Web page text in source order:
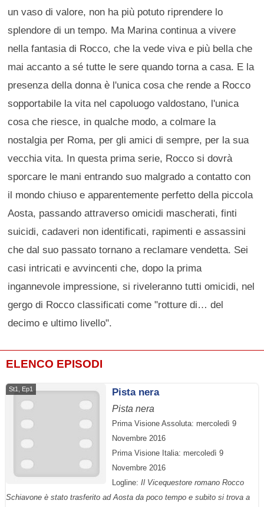
un vaso di valore, non ha più potuto riprendere lo
splendore di un tempo. Ma Marina continua a vivere
nella fantasia di Rocco, che la vede viva e più bella che
mai accanto a sé tutte le sere quando torna a casa. E la
presenza della donna è l'unica cosa che rende a Rocco
sopportabile la vita nel capoluogo valdostano, l'unica
cosa che riesce, in qualche modo, a colmare la
nostalgia per Roma, per gli amici di sempre, per la sua
vecchia vita. In questa prima serie, Rocco si dovrà
sporcare le mani entrando suo malgrado a contatto con
il mondo chiuso e apparentemente perfetto della piccola
Aosta, passando attraverso omicidi mascherati, finti
suicidi, cadaveri non identificati, rapimenti e assassini
che dal suo passato tornano a reclamare vendetta. Sei
casi intricati e avvincenti che, dopo la prima
ingannevole impressione, si riveleranno tutti omicidi, nel
gergo di Rocco classificati come "rotture di… del
decimo e ultimo livello".
ELENCO EPISODI
St1, Ep1 Pista nera
Pista nera
Prima Visione Assoluta: mercoledì 9
Novembre 2016
Prima Visione Italia: mercoledì 9
Novembre 2016
Logline: Il Vicequestore romano Rocco
Schiavone è stato trasferito ad Aosta da poco tempo e subito si trova a